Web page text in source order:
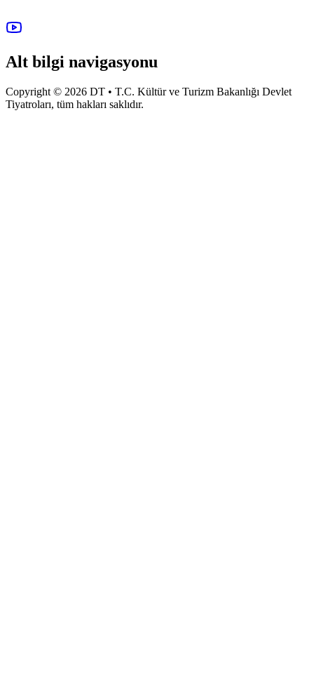
Alt bilgi navigasyonu
Copyright © 2026 DT • T.C. Kültür ve Turizm Bakanlığı Devlet
Tiyatroları, tüm hakları saklıdır.